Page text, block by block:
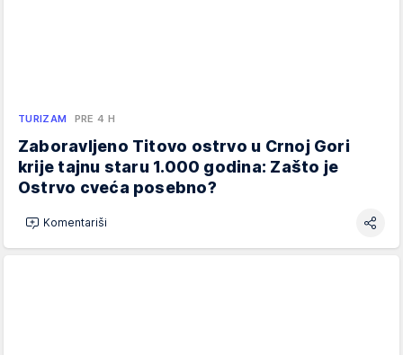
TURIZAM PRE 4 H
Zaboravljeno Titovo ostrvo u Crnoj Gori
krije tajnu staru 1.000 godina: Zašto je
Ostrvo cveća posebno?
Komentariši